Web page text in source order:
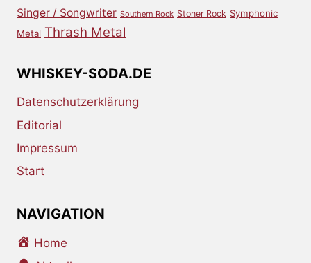
Singer / Songwriter Southern Rock Stoner Rock Symphonic
Metal Thrash Metal
WHISKEY-SODA.DE
Datenschutzerklärung
Editorial
Impressum
Start
NAVIGATION
Home